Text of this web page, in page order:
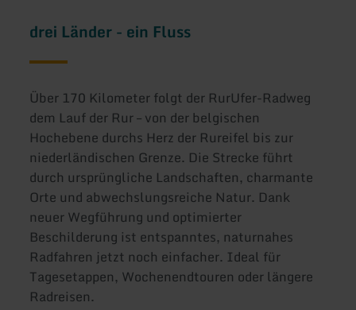
drei Länder - ein Fluss
Über 170 Kilometer folgt der RurUfer-Radweg
dem Lauf der Rur – von der belgischen
Hochebene durchs Herz der Rureifel bis zur
niederländischen Grenze. Die Strecke führt
durch ursprüngliche Landschaften, charmante
Orte und abwechslungsreiche Natur. Dank
neuer Wegführung und optimierter
Beschilderung ist entspanntes, naturnahes
Radfahren jetzt noch einfacher. Ideal für
Tagesetappen, Wochenendtouren oder längere
Radreisen.